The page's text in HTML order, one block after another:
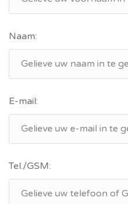
Naam:
E-mail:
Tel./GSM: